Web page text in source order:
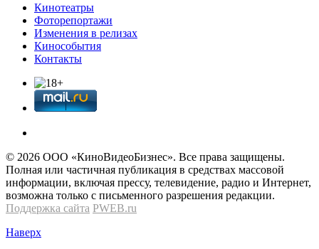
Кинотеатры
Фоторепортажи
Изменения в релизах
Кинособытия
Контакты
© 2026 OOО «КиноВидеоБизнес». Все права защищены.
Полная или частичная публикация в средствах массовой
информации, включая прессу, телевидение, радио и Интернет,
возможна только с письменного разрешения редакции.
Поддержка сайта PWEB.ru
Наверх